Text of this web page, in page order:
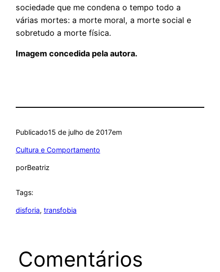
sociedade que me condena o tempo todo a
várias mortes: a morte moral, a morte social e
sobretudo a morte física.
Imagem concedida pela autora.
Publicado15 de julho de 2017em
Cultura e Comportamento
porBeatriz
Tags:
disforia, transfobia
Comentários